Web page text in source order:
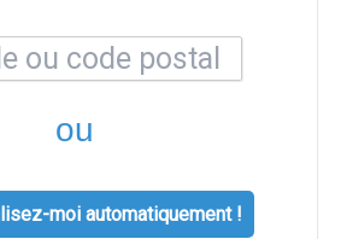
ou
moi automatiquement !